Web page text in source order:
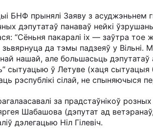
БНФ прынялі Заяву з асуджэньнем
дэпутатаў панаваў нейкі
“Сёньня пакаралі іх — заўтра тое
да тэмы падзеяў у Вільні.
нашай, але большасьць дэпутатаў
сытуацыю ў Летуве (хаця
рэспублікі сілай, не спыняючыся
за прадстаўнікоў
Шабашова (дэпутат ад
дэлегацыю Ніл Гілевіч.